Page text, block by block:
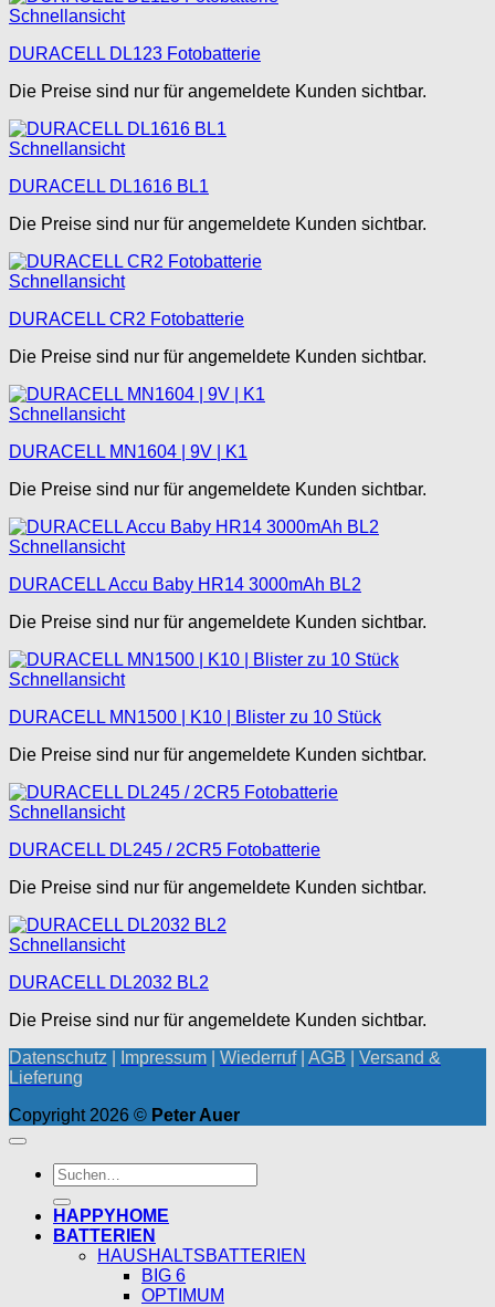
Schnellansicht
DURACELL DL123 Fotobatterie
Die Preise sind nur für angemeldete Kunden sichtbar.
Schnellansicht
DURACELL DL1616 BL1
Die Preise sind nur für angemeldete Kunden sichtbar.
Schnellansicht
DURACELL CR2 Fotobatterie
Die Preise sind nur für angemeldete Kunden sichtbar.
Schnellansicht
DURACELL MN1604 | 9V | K1
Die Preise sind nur für angemeldete Kunden sichtbar.
Schnellansicht
DURACELL Accu Baby HR14 3000mAh BL2
Die Preise sind nur für angemeldete Kunden sichtbar.
Schnellansicht
DURACELL MN1500 | K10 | Blister zu 10 Stück
Die Preise sind nur für angemeldete Kunden sichtbar.
Schnellansicht
DURACELL DL245 / 2CR5 Fotobatterie
Die Preise sind nur für angemeldete Kunden sichtbar.
Schnellansicht
DURACELL DL2032 BL2
Die Preise sind nur für angemeldete Kunden sichtbar.
Datenschutz
Impressum Wiederruf| AGB
Versand &
Lieferung
Copyright 2026 © Peter Auer
Suchen
nach:
HAPPYHOME
BATTERIEN
HAUSHALTSBATTERIEN
BIG 6
OPTIMUM